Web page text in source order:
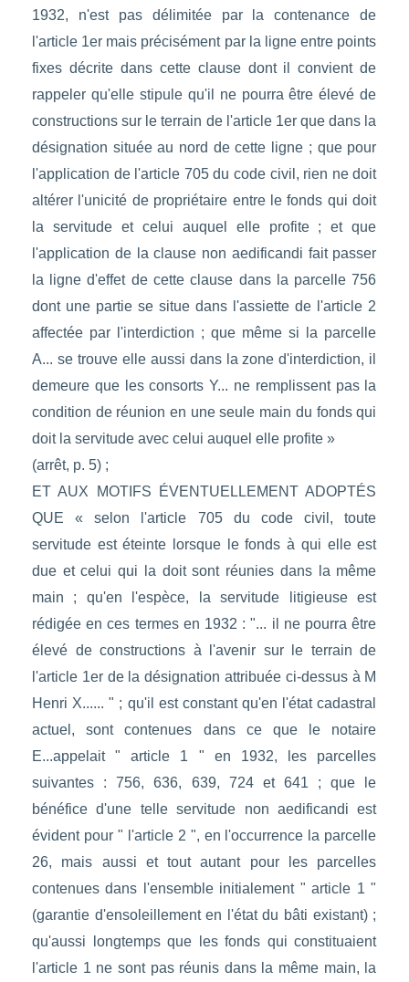
1932, n'est pas délimitée par la contenance de
l'article 1er mais précisément par la ligne entre points
fixes décrite dans cette clause dont il convient de
rappeler qu'elle stipule qu'il ne pourra être élevé de
constructions sur le terrain de l'article 1er que dans la
désignation située au nord de cette ligne ; que pour
l'application de l'article 705 du code civil, rien ne doit
altérer l'unicité de propriétaire entre le fonds qui doit
la servitude et celui auquel elle profite ; et que
l'application de la clause non aedificandi fait passer
la ligne d'effet de cette clause dans la parcelle 756
dont une partie se situe dans l'assiette de l'article 2
affectée par l'interdiction ; que même si la parcelle
A... se trouve elle aussi dans la zone d'interdiction, il
demeure que les consorts Y... ne remplissent pas la
condition de réunion en une seule main du fonds qui
doit la servitude avec celui auquel elle profite »
(arrêt, p. 5) ;
ET AUX MOTIFS ÉVENTUELLEMENT ADOPTÉS
QUE « selon l'article 705 du code civil, toute
servitude est éteinte lorsque le fonds à qui elle est
due et celui qui la doit sont réunies dans la même
main ; qu'en l'espèce, la servitude litigieuse est
rédigée en ces termes en 1932 : "... il ne pourra être
élevé de constructions à l'avenir sur le terrain de
l'article 1er de la désignation attribuée ci-dessus à M
Henri X...... " ; qu'il est constant qu'en l'état cadastral
actuel, sont contenues dans ce que le notaire
E...appelait " article 1 " en 1932, les parcelles
suivantes : 756, 636, 639, 724 et 641 ; que le
bénéfice d'une telle servitude non aedificandi est
évident pour " l'article 2 ", en l'occurrence la parcelle
26, mais aussi et tout autant pour les parcelles
contenues dans l'ensemble initialement " article 1 "
(garantie d'ensoleillement en l'état du bâti existant) ;
qu'aussi longtemps que les fonds qui constituaient
l'article 1 ne sont pas réunis dans la même main, la